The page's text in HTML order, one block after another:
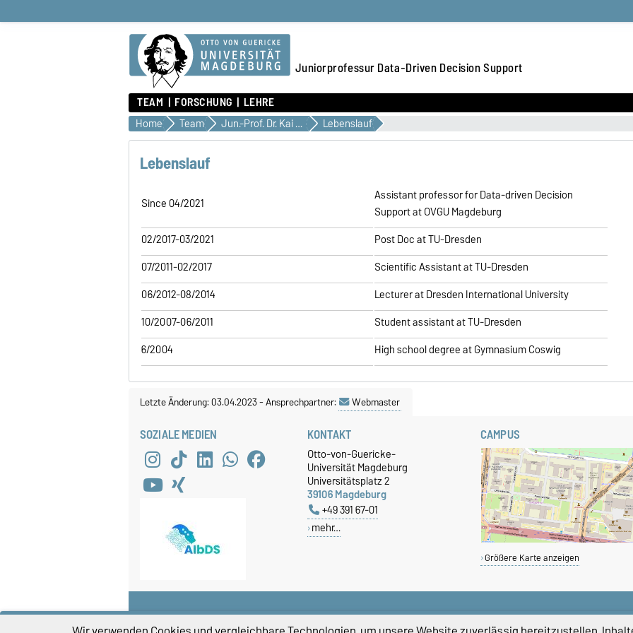
Juniorprofessur Data-Driven Decision Support
TEAM FORSCHUNG LEHRE
Home Team Jun.-Prof. Dr. Kai Heinrich Lebenslauf
Lebenslauf
Since 04/2021
Assistant professor for Data-driven Decision
Support at OVGU Magdeburg
02/2017-03/2021
Post Doc at TU-Dresden
07/2011-02/2017
Scientific Assistant at TU-Dresden
06/2012-08/2014
Lecturer at Dresden International University
10/2007-06/2011
Student assistant at TU-Dresden
6/2004
High school degree at Gymnasium Coswig
Letzte Änderung: 03.04.2023-Ansprechpartner: Webmaster
SOZIALE MEDIEN KONTAKT
Otto-von-Guericke-
Universität Magdeburg
Universitätsplatz 2
39106 Magdeburg
+49 391 67-01
mehr…
CAMPUS
Größere Karte anzeigen